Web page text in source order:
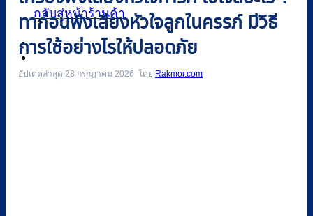
กลับสู่หน้าร้านค้า
0
ทาก่อนฟังเสียงหัวใจลูกในครรภ์ มีวิธี
การใช้อย่างไรให้ปลอดภัย
อัปเดตล่าสุด 28 กรกฎาคม 2026 Rakmor.com